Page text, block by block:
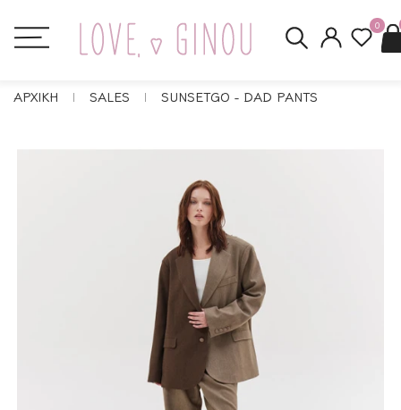
0
ΑΡΧΙΚΗ SALES SUNSETGO - DAD PANTS